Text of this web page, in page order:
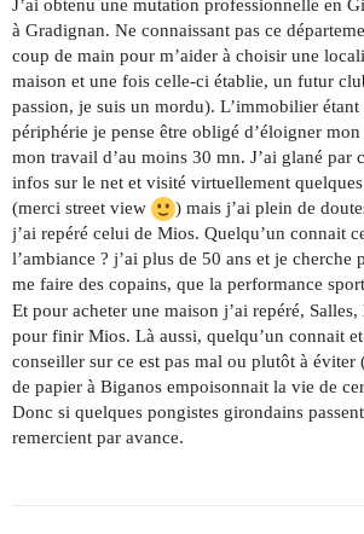
J’ai obtenu une mutation professionnelle en
à Gradignan. Ne connaissant pas ce
coup de main pour m’aider à choisir une
maison et une fois celle-ci établie, un futur
passion, je suis un mordu). L’immobilier étant
périphérie je pense être obligé d’éloigner
mon travail d’au moins 30 mn. J’ai glané par
infos sur le net et visité virtuellement
(merci street view
) mais j’ai plein de
j’ai repéré celui de Mios. Quelqu’un connait
l’ambiance ? j’ai plus de 50 ans et je
me faire des copains, que la performance
Et pour acheter une maison j’ai repéré,
pour finir Mios. Là aussi, quelqu’un connait
conseiller sur ce est pas mal ou plutôt à éviter
de papier à Biganos empoisonnait la vie de
Donc si quelques pongistes girondains
remercient par avance.